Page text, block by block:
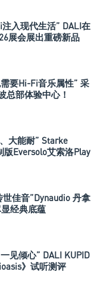
入现代生活” DALI在
展会展出重磅新品
要Hi-Fi音乐属性” 采
总部体验中心！
大能耐” Starke
版Eversolo艾索洛Play
佳音”Dynaudio 丹拿
经典底蕴
见倾心” DALI KUPID
》试听测评